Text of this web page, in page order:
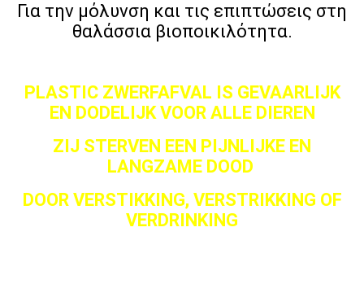
Για την μόλυνση και τις επιπτώσεις στη
θαλάσσια βιοποικιλότητα.
PLASTIC ZWERFAFVAL IS GEVAARLIJK
EN DODELIJK VOOR ALLE DIEREN
ZIJ STERVEN EEN PIJNLIJKE EN
LANGZAME DOOD
DOOR VERSTIKKING, VERSTRIKKING OF
VERDRINKING